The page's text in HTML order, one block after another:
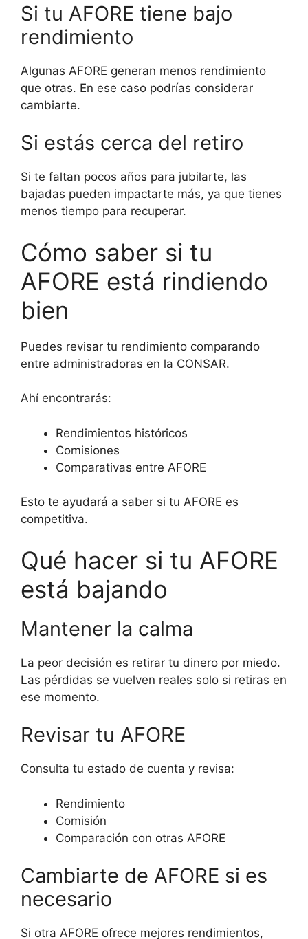
Si tu AFORE tiene bajo
rendimiento
Algunas AFORE generan menos rendimiento
que otras. En ese caso podrías considerar
cambiarte.
Si estás cerca del retiro
Si te faltan pocos años para jubilarte, las
bajadas pueden impactarte más, ya que tienes
menos tiempo para recuperar.
Cómo saber si tu
AFORE está rindiendo
bien
Puedes revisar tu rendimiento comparando
entre administradoras en la CONSAR.
Ahí encontrarás:
Rendimientos históricos
Comisiones
Comparativas entre AFORE
Esto te ayudará a saber si tu AFORE es
competitiva.
Qué hacer si tu AFORE
está bajando
Mantener la calma
La peor decisión es retirar tu dinero por miedo.
Las pérdidas se vuelven reales solo si retiras en
ese momento.
Revisar tu AFORE
Consulta tu estado de cuenta y revisa:
Rendimiento
Comisión
Comparación con otras AFORE
Cambiarte de AFORE si es
necesario
Si otra AFORE ofrece mejores rendimientos,